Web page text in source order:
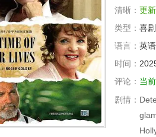
清晰： 更
类型： 喜
语言： 英语
时间：
评论： 当
剧情：